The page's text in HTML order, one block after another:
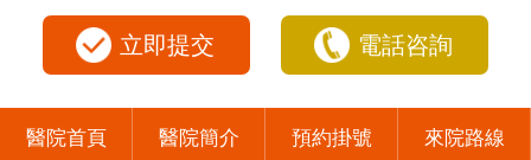
立即提交 電話咨詢
醫院首頁 醫院簡介 預約掛號 來院路線